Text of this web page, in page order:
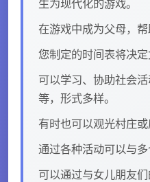
生为现代化的游戏。
在游戏中成为父母，帮
您制定的时间表将决定
可以学习、协助社会
等，形式多样。
有时也可以观光村庄或
通过各种活动可以与多
可以通过与女儿朋友们